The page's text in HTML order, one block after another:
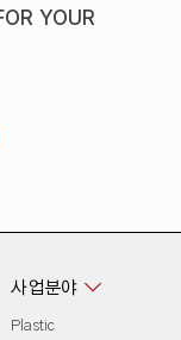
YOUR
사업분야 
Plastic